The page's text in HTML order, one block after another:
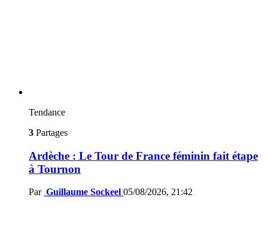
Tendance
3 Partages
Ardèche : Le Tour de France féminin fait étape
à Tournon
Par Guillaume Sockeel 05/08/2026, 21:42